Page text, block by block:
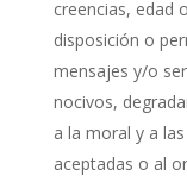
creencias, edad
disposición o
mensajes y/o
nocivos,
a la moral y a
aceptadas o al